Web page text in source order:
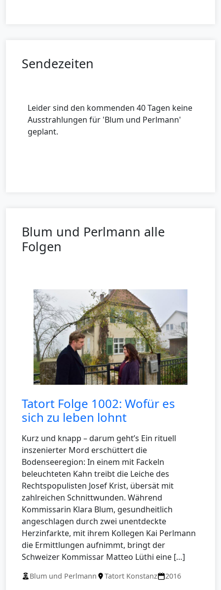
Sendezeiten
Leider sind den kommenden 40 Tagen keine
Ausstrahlungen für 'Blum und Perlmann'
geplant.
Blum und Perlmann alle
Folgen
Tatort Folge 1002: Wofür es
sich zu leben lohnt
Kurz und knapp – darum geht’s Ein rituell
inszenierter Mord erschüttert die
Bodenseeregion: In einem mit Fackeln
beleuchteten Kahn treibt die Leiche des
Rechtspopulisten Josef Krist, übersät mit
zahlreichen Schnittwunden. Während
Kommissarin Klara Blum, gesundheitlich
angeschlagen durch zwei unentdeckte
Herzinfarkte, mit ihrem Kollegen Kai Perlmann
die Ermittlungen aufnimmt, bringt der
Schweizer Kommissar Matteo Lüthi eine […]
Blum und Perlmann Tatort Konstanz 2016